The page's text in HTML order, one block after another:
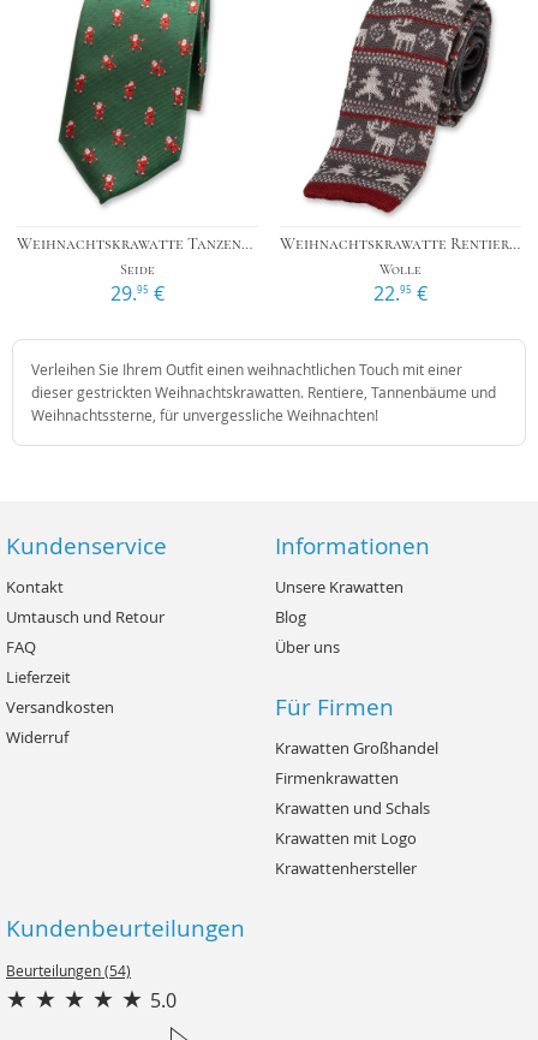
Weihnachtskrawatte Tanzende Weihnachtsmänner
Seide
29.95 €
Weihnachtskrawatte Rentier grau/ bordeaux/ weiß
Wolle
22.95 €
Verleihen Sie Ihrem Outfit einen weihnachtlichen Touch mit einer
dieser gestrickten Weihnachtskrawatten. Rentiere, Tannenbäume und
Weihnachtssterne, für unvergessliche Weihnachten!
Kundenservice
Kontakt
Umtausch und Retour
FAQ
Lieferzeit
Versandkosten
Widerruf
Informationen
Unsere Krawatten
Blog
Über uns
Für Firmen
Krawatten Großhandel
Firmenkrawatten
Krawatten und Schals
Krawatten mit Logo
Krawattenhersteller
Kundenbeurteilungen
Beurteilungen (54)
5.0